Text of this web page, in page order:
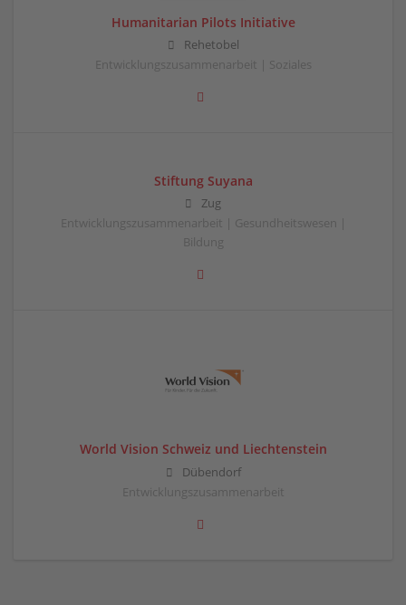
Humanitarian Pilots Initiative
Rehetobel
Entwicklungszusammenarbeit | Soziales
Stiftung Suyana
Zug
Entwicklungszusammenarbeit | Gesundheitswesen |
Bildung
World Vision Schweiz und Liechtenstein
Dübendorf
Entwicklungszusammenarbeit